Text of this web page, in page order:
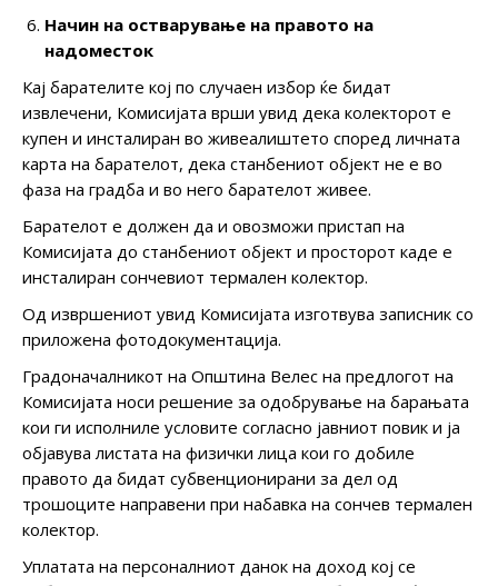
Начин на остварување на правото на
надоместок
Кај барателите кој по случаен избор ќе бидат
извлечени, Комисијата врши увид дека колекторот е
купен и инсталиран во живеалиштето според личната
карта на барателот, дека станбениот објект не е во
фаза на градба и во него барателот живее.
Барателот е должен да и овозможи пристап на
Комисијата до станбениот објект и просторот каде е
инсталиран сончевиот термален колектор.
Од извршениот увид Комисијата изготвува записник со
приложена фотодокументација.
Градоначалникот на Општина Велес на предлогот на
Комисијата носи решение за одобрување на барањата
кои ги исполниле условите согласно јавниот повик и ја
објавува листата на физички лица кои го добиле
правото да бидат субвенционирани за дел од
трошоците направени при набавка на сончев термален
колектор.
Уплатата на персоналниот данок на доход кој се